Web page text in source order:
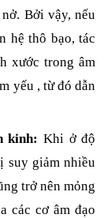
Bởi vậy, nếu
hệ thô bạo, tác
xước trong âm
yếu , từ đó dẫn
kinh: Khi ở độ
suy giảm nhiều
trở nên mỏng
các cơ âm đạo